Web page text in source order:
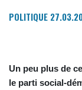
POLITIQUE
Un peu plus de
le parti social-